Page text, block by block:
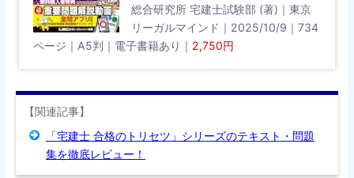
総合研究所 宅建士試験部 (著)｜東京
リーガルマインド｜2025/10/9｜734
ページ｜A5判｜電子書籍あり｜ 2,750円
【関連記事】
「宅建士 合格のトリセツ」シリーズのテキスト・問題
集を徹底レビュー！